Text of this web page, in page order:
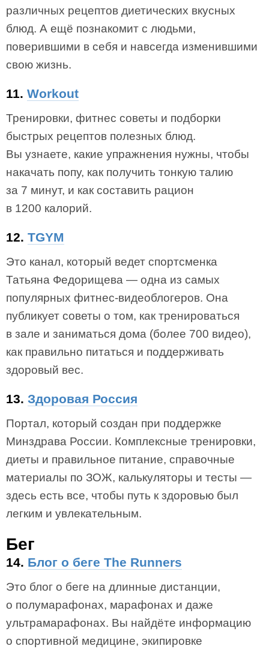
различных рецептов диетических вкусных
блюд. А ещё познакомит с людьми,
поверившими в себя и навсегда изменившими
свою жизнь.
11. Workout
Тренировки, фитнес советы и подборки
быстрых рецептов полезных блюд.
Вы узнаете, какие упражнения нужны, чтобы
накачать попу, как получить тонкую талию
за 7 минут, и как составить рацион
в 1200 калорий.
12. TGYM
Это канал, который ведет спортсменка
Татьяна Федорищева — одна из самых
популярных фитнес-видеоблогеров. Она
публикует советы о том, как тренироваться
в зале и заниматься дома (более 700 видео),
как правильно питаться и поддерживать
здоровый вес.
13. Здоровая Россия
Портал, который создан при поддержке
Минздрава России. Комплексные тренировки,
диеты и правильное питание, справочные
материалы по ЗОЖ, калькуляторы и тесты —
здесь есть все, чтобы путь к здоровью был
легким и увлекательным.
Бег
14. Блог о беге The Runners
Это блог о беге на длинные дистанции,
о полумарафонах, марафонах и даже
ультрамарафонах. Вы найдёте информацию
о спортивной медицине, экипировке